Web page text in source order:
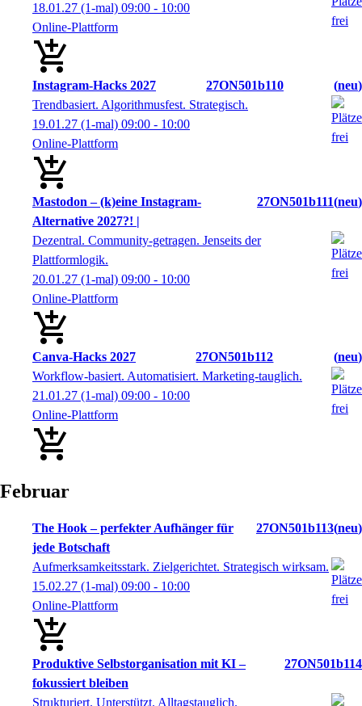
18.01.27 (1-mal) 09:00 - 10:00
Online-Plattform
Instagram-Hacks 2027 27ON501b110
neu
Trendbasiert. Algorithmusfest. Strategisch.
19.01.27 (1-mal) 09:00 - 10:00
Online-Plattform
Mastodon – (k)eine Instagram-
Alternative 2027?! |
27ON501b111 neu
Dezentral. Community-getragen. Jenseits der
Plattformlogik.
20.01.27 (1-mal) 09:00 - 10:00
Online-Plattform
Canva-Hacks 2027 27ON501b112
neu
Workflow-basiert. Automatisiert. Marketing-tauglich.
21.01.27 (1-mal) 09:00 - 10:00
Online-Plattform
Februar
The Hook – perfekter Aufhänger für
jede Botschaft
27ON501b113 neu
Aufmerksamkeitsstark. Zielgerichtet. Strategisch wirksam.
15.02.27 (1-mal) 09:00 - 10:00
Online-Plattform
Produktive Selbstorganisation mit KI –
fokussiert bleiben
27ON501b114
Strukturiert. Unterstützt. Alltagstauglich.